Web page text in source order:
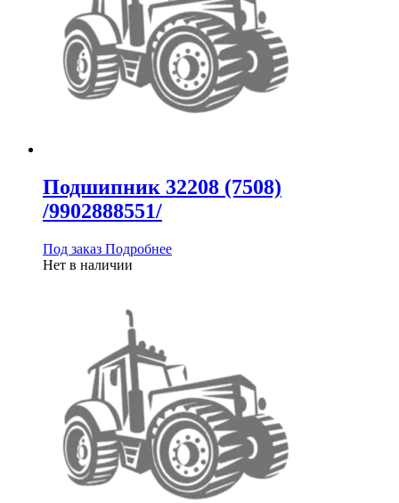
Подшипник 32208 (7508)
/9902888551/
Под заказ Подробнее
Нет в наличии